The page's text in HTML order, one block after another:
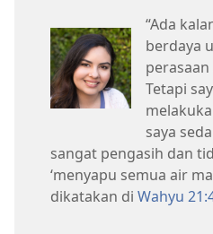
“Ada
berdaya
perasaan
Tetapi
saya
sangat pengasih dan
‘menyapu semua air
dikatakan di Wahyu